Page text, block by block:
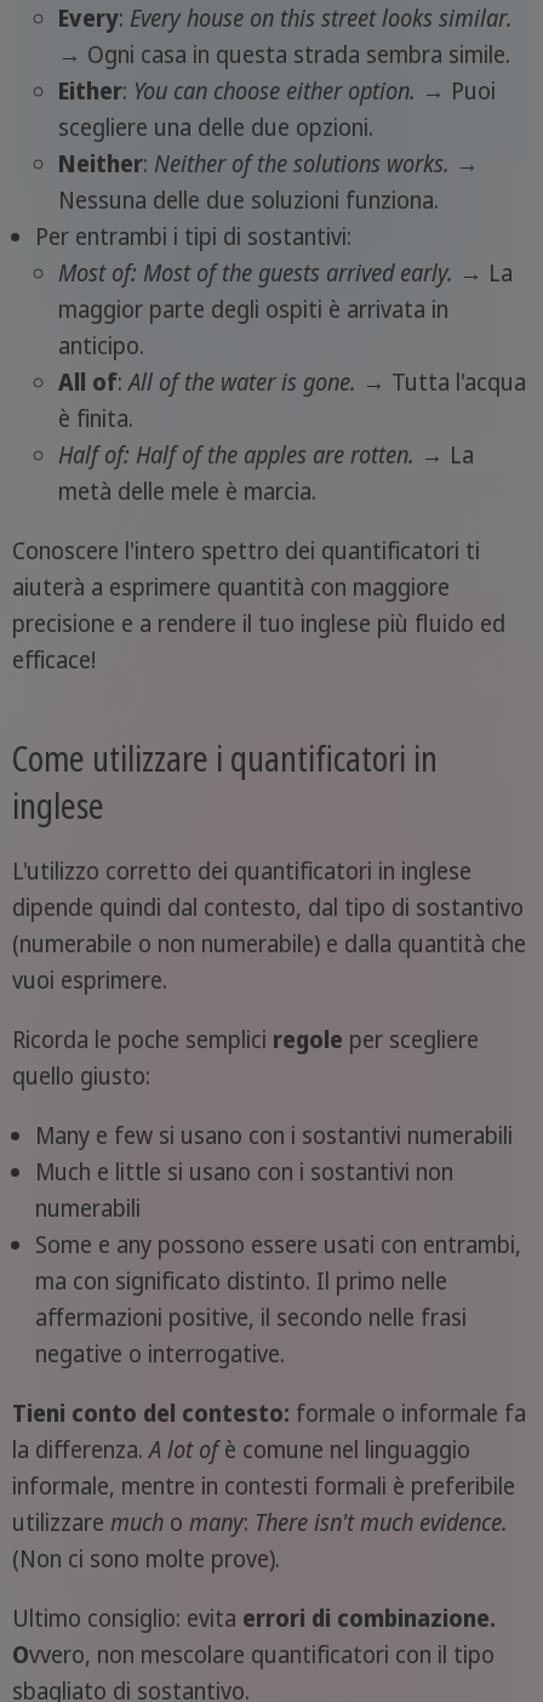
Every: Every house on this street looks similar.
→ Ogni casa in questa strada sembra simile.
Either: You can choose either option. → Puoi
scegliere una delle due opzioni.
Neither: Neither of the solutions works. →
Nessuna delle due soluzioni funziona.
Per entrambi i tipi di sostantivi:
Most of: Most of the guests arrived early. → La
maggior parte degli ospiti è arrivata in
anticipo.
All of:All of the water is gone. → Tutta l'acqua
è finita.
Half of: Half of the apples are rotten. → La
metà delle mele è marcia.
Conoscere l'intero spettro dei quantificatori ti
aiuterà a esprimere quantità con maggiore
precisione e a rendere il tuo inglese più fluido ed
efficace!
Come utilizzare i quantificatori in
inglese
L'utilizzo corretto dei quantificatori in inglese
dipende quindi dal contesto, dal tipo di sostantivo
(numerabile o non numerabile) e dalla quantità che
vuoi esprimere.
Ricorda le poche semplici regole per scegliere
quello giusto:
Many e few si usano con i sostantivi numerabili
Much e little si usano con i sostantivi non
numerabili
Some e any possono essere usati con entrambi,
ma con significato distinto. Il primo nelle
affermazioni positive, il secondo nelle frasi
negative o interrogative.
Tieni conto del contesto: formale o informale fa
la differenza.A lot ofè comune nel linguaggio
informale, mentre in contesti formali è preferibile
utilizzare mucho many: There isn't much evidence.
(Non ci sono molte prove).
Ultimo consiglio: evita errori di combinazione.
Ovvero, non mescolare quantificatori con il tipo
sbagliato di sostantivo.